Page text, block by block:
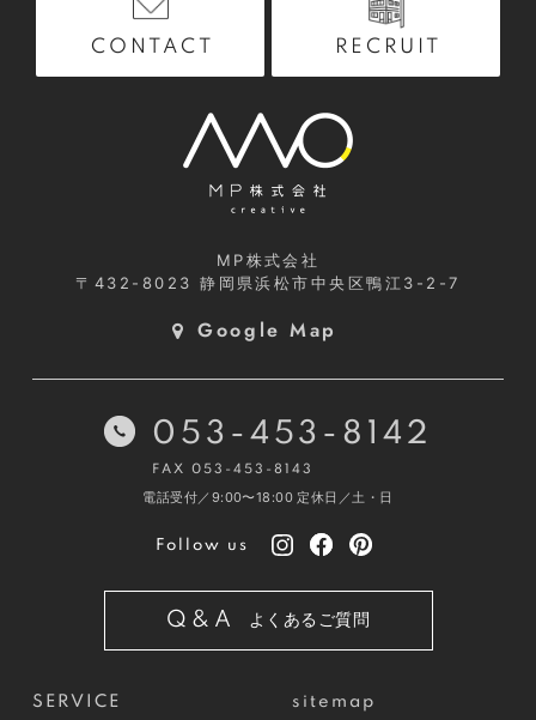
CONTACT RECRUIT
MP株式会社
〒432-8023静岡県浜松市中央区鴨江3-2-7
Google Map
SERVICE sitemap
053-453-8142
FAX 053-453-8143
電話受付／9:00〜18:00 定休日／土・日
Follow us
Q&A よくあるご質問